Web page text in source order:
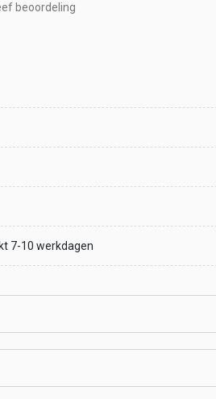
beoordeling
7-10 werkdagen